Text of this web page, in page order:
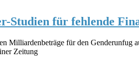
Studien für fehlende
Milliardenbeträge für den
Zeitung